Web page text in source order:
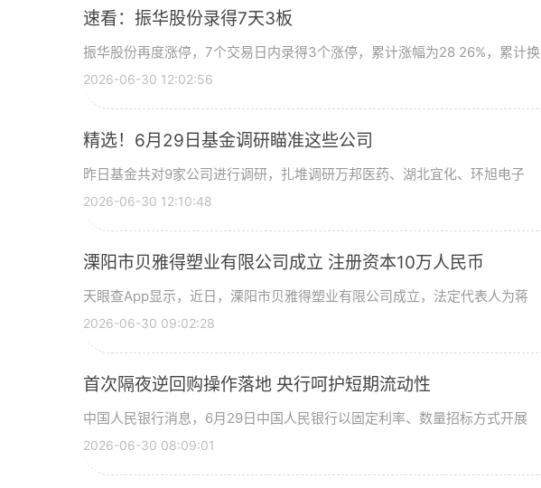
速看：振华股份录得7天3板
振华股份再度涨停，7个交易日内录得3个涨停，累计涨幅为28 26%，累计换
2026-06-30 12:02:56
精选！6月29日基金调研瞄准这些公司
昨日基金共对9家公司进行调研，扎堆调研万邦医药、湖北宜化、环旭电子
2026-06-30 12:10:48
溧阳市贝雅得塑业有限公司成立 注册资本10万人民币
天眼查App显示，近日，溧阳市贝雅得塑业有限公司成立，法定代表人为蒋
2026-06-30 09:02:28
首次隔夜逆回购操作落地 央行呵护短期流动性
中国人民银行消息，6月29日中国人民银行以固定利率、数量招标方式开展
2026-06-30 08:09:01